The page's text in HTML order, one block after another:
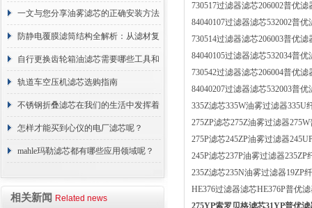
障相应解决方法
一文与您分享油雾滤芯的正确安装方法
防静电覆膜滤筒结构全解析：从滤材复
合到整体成型
自行更换齿轮箱油滤芯需要哪些工具和
材料？
轨道车空压机滤芯选购指南
不锈钢折叠滤芯在我们的生活中发挥着
哪些作用呢？
怎样才能买到心仪的电厂滤芯呢？
mahle玛勒滤芯都有哪些应用领域呢？
相关新闻 Related news
730517过滤器滤芯206002普优滤
84040107过滤器滤芯532002普优
730514过滤器滤芯206003普优滤
84040105过滤器滤芯532034普
730542过滤器滤芯206004普优滤
84040207过滤器滤芯532003普优
335Z滤芯335W油雾过滤器335U
275ZP滤芯275Z油雾过滤器
275P滤芯245ZP油雾过滤器
245P滤芯237P油雾过滤器
235Z滤芯235N油雾过滤器19ZP
HE376过滤器滤芯HE376P普优
275YP索罗贝格滤芯31YP普优滤